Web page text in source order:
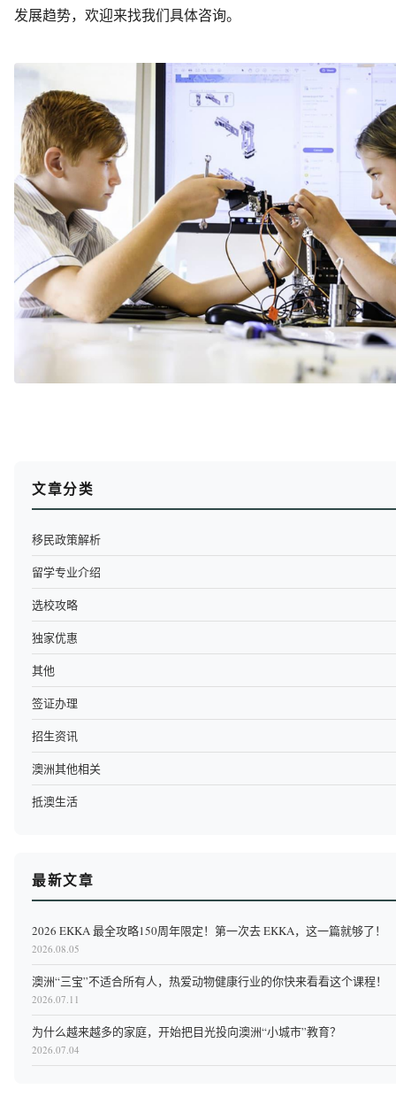
发展趋势，欢迎来找我们具体咨询。
文章分类
移民政策解析
留学专业介绍
选校攻略
独家优惠
其他
签证办理
招生资讯
澳洲其他相关
抵澳生活
最新文章
2026 EKKA 最全攻略150周年限定！第一次去 EKKA，这一篇就够了！
2026.08.05
澳洲“三宝”不适合所有人，热爱动物健康行业的你快来看看这个课程！
2026.07.11
为什么越来越多的家庭，开始把目光投向澳洲“小城市”教育？
2026.07.04